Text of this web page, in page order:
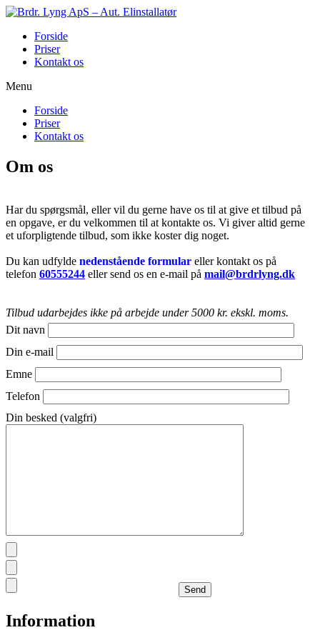
Forside
Priser
Kontakt os
Menu
Forside
Priser
Kontakt os
Om os
Har du spørgsmål, eller vil du gerne have os til at give et tilbud på
en opgave, er du velkommen til at kontakte os. Vi giver altid gerne
et uforpligtende tilbud, som ikke koster dig noget.
Du kan udfylde nedenstående formular eller kontakt os på
telefon 60555244 eller send os en e-mail på mail@brdrlyng.dk
Tilbud udarbejdes ikke på arbejde under 5000 kr. ekskl. moms.
Dit navn
Din e-mail
Emne
Telefon
Din besked (valgfri)
Information